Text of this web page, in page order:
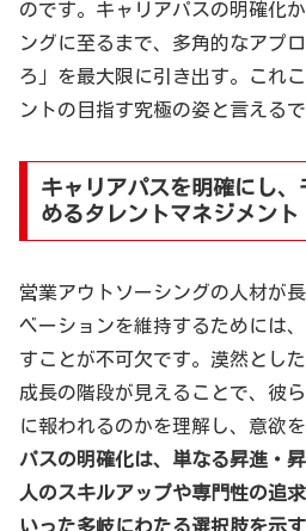
のです。キャリアパスの明確化
ングに至るまで、多角的なアプ
ろ」を最大限に引き出す。これ
ントの目指す究極の姿と言えるで
キャリアパスを明確にし
めるタレントマネジメント
営業アウトソーシングの人材が
ベーションを維持するためには
すことが不可欠です。漠然とし
成長の階段が見えることで、彼
に報われるのかを理解し、意欲
パスの明確化は、単なる昇進・
人のスキルアップや専門性の追
いった多岐にわたる選択肢を示